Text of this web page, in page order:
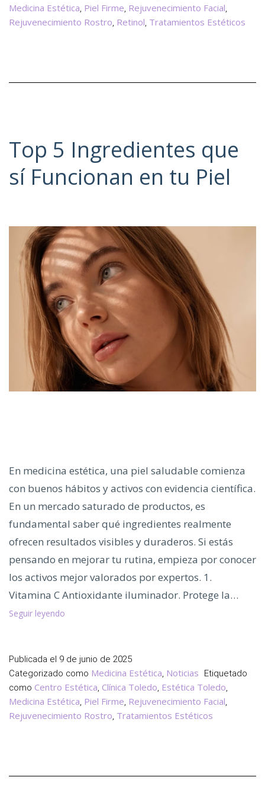
Medicina Estética, Piel Firme, Rejuvenecimiento Facial,
Rejuvenecimiento Rostro, Retinol, Tratamientos Estéticos
Top 5 Ingredientes que
sí Funcionan en tu Piel
En medicina estética, una piel saludable comienza
con buenos hábitos y activos con evidencia científica.
En un mercado saturado de productos, es
fundamental saber qué ingredientes realmente
ofrecen resultados visibles y duraderos. Si estás
pensando en mejorar tu rutina, empieza por conocer
los activos mejor valorados por expertos. 1.
Vitamina C Antioxidante iluminador. Protege la…
Seguir leyendo
que
sí
Funcionan
en
tu
Publicada el 9 de junio de 2025
Categorizado como Medicina Estética, Noticias Etiquetado
como Centro Estética, Clínica Toledo, Estética Toledo,
Medicina Estética, Piel Firme, Rejuvenecimiento Facial,
Rejuvenecimiento Rostro, Tratamientos Estéticos